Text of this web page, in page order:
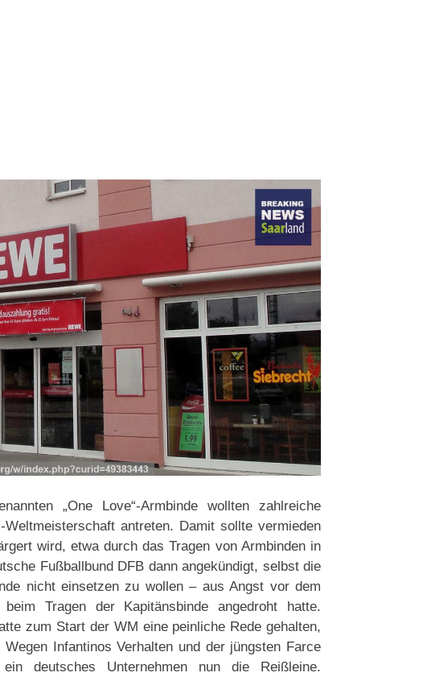
„One Love“-Armbinde wollten zahlreiche
antreten. Damit sollte vermieden
wird, etwa durch das Tragen von Armbinden in
Fußballbund DFB dann angekündigt, selbst die
nicht einsetzen zu wollen – aus Angst vor dem
Tragen der Kapitänsbinde angedroht hatte.
zum Start der WM eine peinliche Rede gehalten,
Infantinos Verhalten und der jüngsten Farce
deutsches Unternehmen nun die Reißleine.